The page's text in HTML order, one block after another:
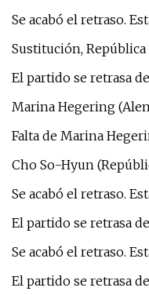
Se acabó el retraso.
Sustitución,
El partido se retrasa
Marina Hegering
Falta de Marina
Cho So-Hyun
Se acabó el retraso.
El partido se retrasa
Se acabó el retraso.
El partido se retrasa